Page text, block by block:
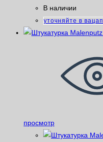
В наличии
уточняйте в вацап
просмотр